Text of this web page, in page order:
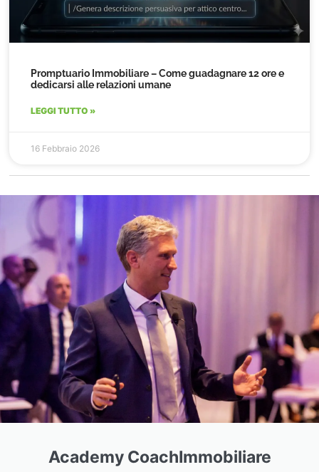
Promptuario Immobiliare – Come guadagnare 12 ore e
dedicarsi alle relazioni umane
LEGGI TUTTO »
16 Febbraio 2026
Academy CoachImmobiliare